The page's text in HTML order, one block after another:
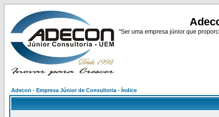
"Ser uma empresa júnior que
Adecon - Empresa Júnior de Consultoria - Índice